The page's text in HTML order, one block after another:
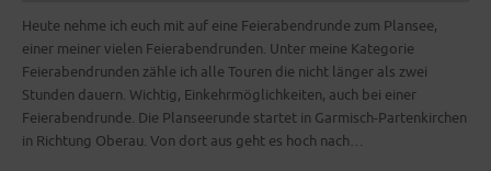
Heute nehme ich euch mit auf eine Feierabendrunde zum Plansee,
einer meiner vielen Feierabendrunden. Unter meine Kategorie
Feierabendrunden zähle ich alle Touren die nicht länger als zwei
Stunden dauern. Wichtig, Einkehrmöglichkeiten, auch bei einer
Feierabendrunde. Die Planseerunde startet in Garmisch-Partenkirchen
in Richtung Oberau. Von dort aus geht es hoch nach…